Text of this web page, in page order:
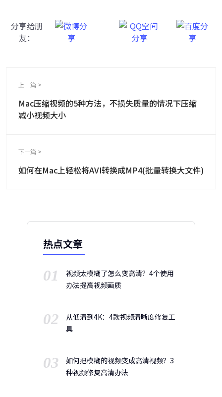
分享给朋
友：
上一篇 >
Mac压缩视频的5种方法，不损失质量的情况下压缩
减小视频大小
下一篇 >
如何在Mac上轻松将AVI转换成MP4(批量转换大文件)
热点文章
01
视频太模糊了怎么变高清？4个使用
办法提高视频画质
02
从低清到4K：4款视频清晰度修复工
具
03
如何把模糊的视频变成高清视频？3
种视频修复高清办法